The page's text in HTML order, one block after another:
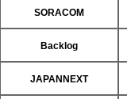
SORACOM
Backlog
JAPANNEXT